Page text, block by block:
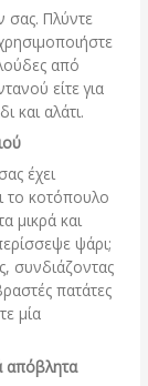
σας. Πλύντε
από
είτε για
και αλάτι.
έχει
το κοτόπουλο
μικρά και
ψάρι;
συνδιάζοντας
πατάτες
μία
απόβλητα